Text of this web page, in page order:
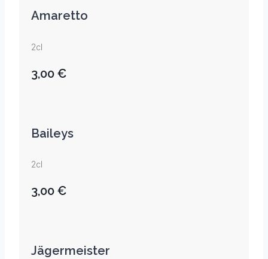
Amaretto
2cl
3,00 €
Baileys
2cl
3,00 €
Jägermeister